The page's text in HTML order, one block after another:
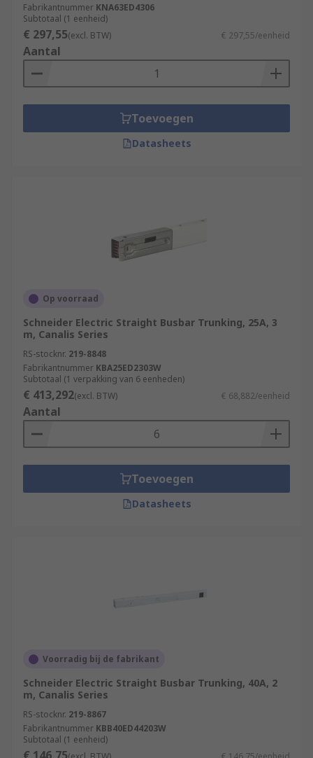
Fabrikantnummer KNA63ED4306
Subtotaal (1 eenheid)
€ 297,55(excl. BTW) € 297,55/eenheid
Aantal
Toevoegen
Datasheets
Op voorraad
Schneider Electric Straight Busbar Trunking, 25A, 3
m, Canalis Series
RS-stocknr. 219-8848
Fabrikantnummer KBA25ED2303W
Subtotaal (1 verpakking van 6 eenheden)
€ 413,292(excl. BTW) € 68,882/eenheid
Aantal
Toevoegen
Datasheets
Voorradig bij de fabrikant
Schneider Electric Straight Busbar Trunking, 40A, 2
m, Canalis Series
RS-stocknr. 219-8867
Fabrikantnummer KBB40ED44203W
Subtotaal (1 eenheid)